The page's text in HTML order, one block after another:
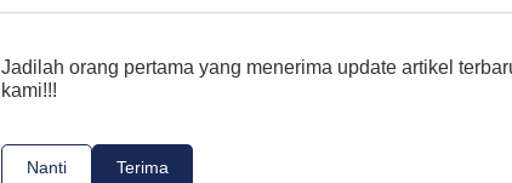
Jadilah orang pertama yang menerima update artikel
kami!!!
Nanti Terima